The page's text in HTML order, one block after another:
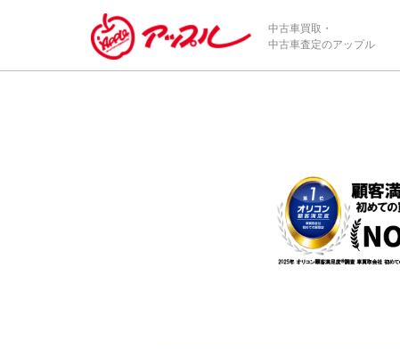
/*ABテスト_新規査定フォームの為のCVボタン*/
中古車買取・
中古車査定のアップル